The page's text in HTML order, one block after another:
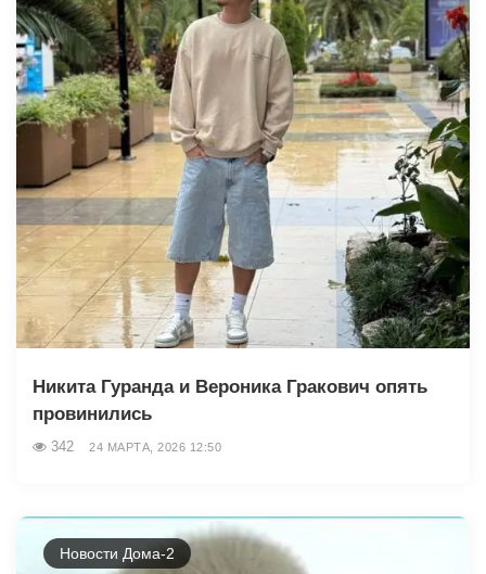
Никита Гуранда и Вероника Гракович опять
провинились
342 24 МАРТА, 2026 12:50
Новости Дома-2